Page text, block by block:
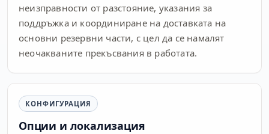
неизправности от разстояние, указания за
поддръжка и координиране на доставката на
основни резервни части, с цел да се намалят
неочакваните прекъсвания в работата.
КОНФИГУРАЦИЯ
Опции и локализация